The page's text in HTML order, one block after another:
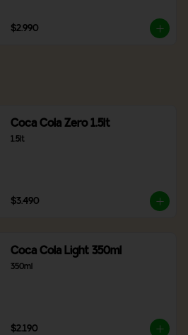
$2.990
Coca Cola Zero 1.5lt
1.5lt
$3.490
Coca Cola Light 350ml
350ml
$2.190